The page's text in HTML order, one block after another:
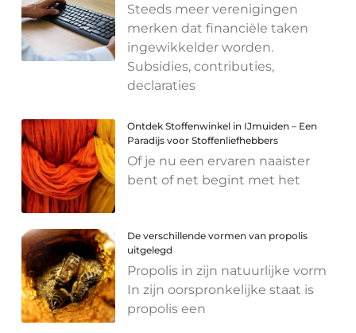
Steeds meer verenigingen
merken dat financiële taken
ingewikkelder worden.
Subsidies, contributies,
declaraties
Ontdek Stoffenwinkel in IJmuiden – Een
Paradijs voor Stoffenliefhebbers
Of je nu een ervaren naaister
bent of net begint met het
De verschillende vormen van propolis
uitgelegd
Propolis in zijn natuurlijke vorm
In zijn oorspronkelijke staat is
propolis een